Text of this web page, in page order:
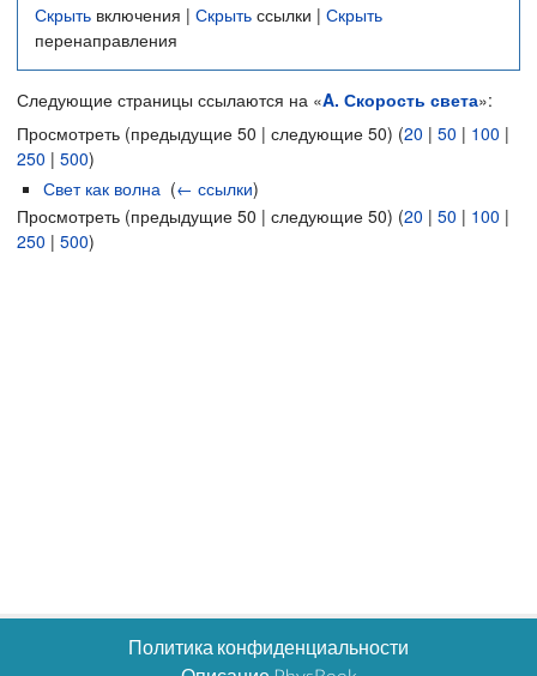
Скрыть включения | Скрыть ссылки | Скрыть
перенаправления
Следующие страницы ссылаются на «A. Скорость света»:
Просмотреть (предыдущие 50 | следующие 50) (20 | 50 | 100 |
250 | 500)
Свет как волна (← ссылки)
Просмотреть (предыдущие 50 | следующие 50) (20 | 50 | 100 |
250 | 500)
Политика конфиденциальности